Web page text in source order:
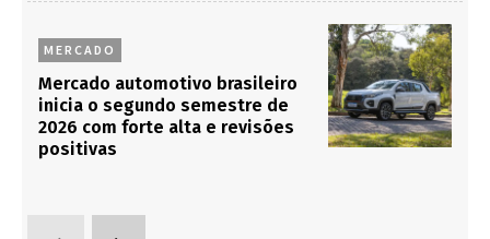
MERCADO
Mercado automotivo brasileiro
inicia o segundo semestre de
2026 com forte alta e revisões
positivas